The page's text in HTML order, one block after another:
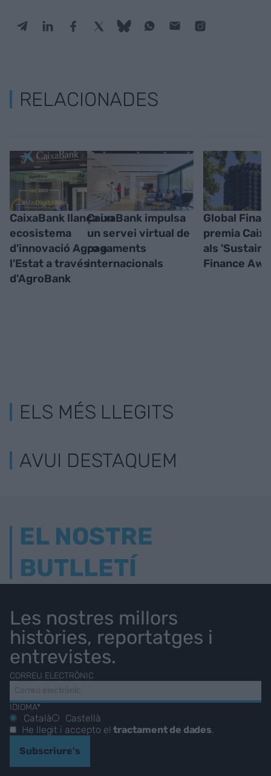
RELACIONADES
CaixaBank llança un
ecosistema
d'innovació Agro a
l'Estat a través
d'AgroBank
CaixaBank impulsa
un servei virtual de
pagaments
internacionals
Global
premia
als
Finance
ELS MÉS LLEGITS
AVUI DESTAQUEM
EL NOSTRE
BUTLLETÍ
Les nostres millors
històries, reportatges i
entrevistes.
CORREU ELECTRÒNIC
IDIOMA*
Català
Castellà
He llegit i accepto eltractament de dades.
Subscriure's